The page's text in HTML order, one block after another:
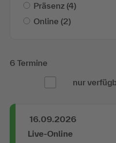
Präsenz (4)
Online (2)
6 Termine
nur
16.09.2026
Live-Online